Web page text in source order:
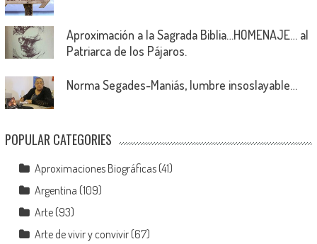
Aproximación a la Sagrada Biblia…HOMENAJE… al
Patriarca de los Pájaros.
Norma Segades-Maniás, lumbre insoslayable…
POPULAR CATEGORIES
Aproximaciones Biográficas(41)
Argentina (109)
Arte(93)
Arte de vivir y convivir(67)